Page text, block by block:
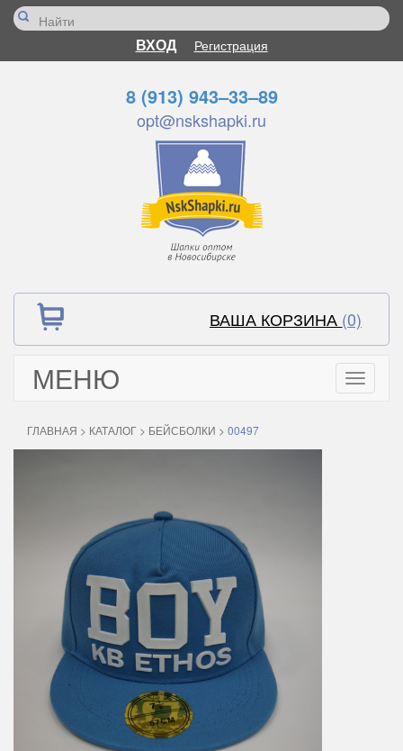
ВХОД Регистрация
8 (913) 943–33–89
opt@nskshapki.ru
ВАША КОРЗИНА (0)
МЕНЮ
Toggle
ГЛАВНАЯ > КАТАЛОГ > БЕЙСБОЛКИ > 00497